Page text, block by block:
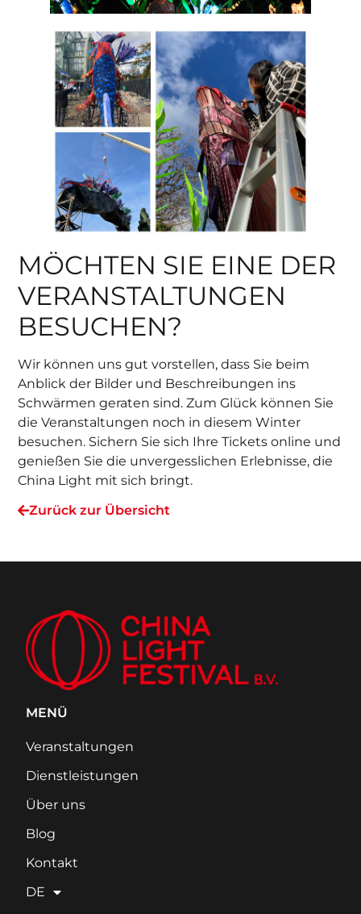
MÖCHTEN SIE EINE DER
VERANSTALTUNGEN
BESUCHEN?
Wir können uns gut vorstellen, dass Sie beim
Anblick der Bilder und Beschreibungen ins
Schwärmen geraten sind. Zum Glück können Sie
die Veranstaltungen noch in diesem Winter
besuchen. Sichern Sie sich Ihre Tickets online und
genießen Sie die unvergesslichen Erlebnisse, die
China Light mit sich bringt.
Zurück zur Übersicht
MENÜ
Veranstaltungen
Dienstleistungen
Über uns
Blog
Kontakt
DE